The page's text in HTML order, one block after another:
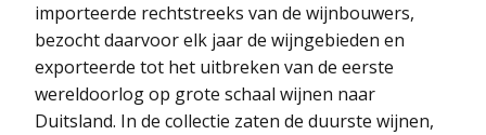
importeerde rechtstreeks van de wijnbouwers,
bezocht daarvoor elk jaar de wijngebieden en
exporteerde tot het uitbreken van de eerste
wereldoorlog op grote schaal wijnen naar
Duitsland. In de collectie zaten de duurste wijnen,